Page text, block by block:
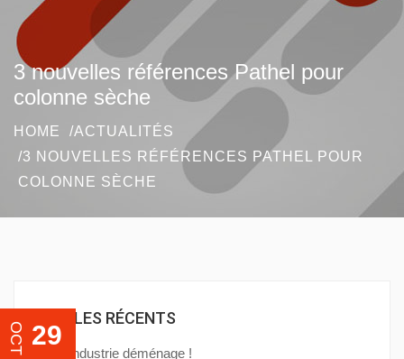
3 nouvelles références Pathel pour
colonne sèche
HOME
ACTUALITÉS
3 NOUVELLES RÉFÉRENCES PATHEL POUR
COLONNE SÈCHE
ARTICLES RÉCENTS
Pathel Industrie déménage !
29
OCT